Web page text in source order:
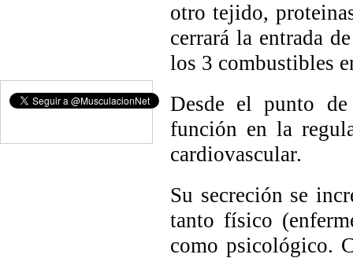
otro tejido,
cerrará la entrada
los 3 combustibles
Desde el punto
función en la
cardiovascular.
Su secreción se
tanto físico
como psicológico.